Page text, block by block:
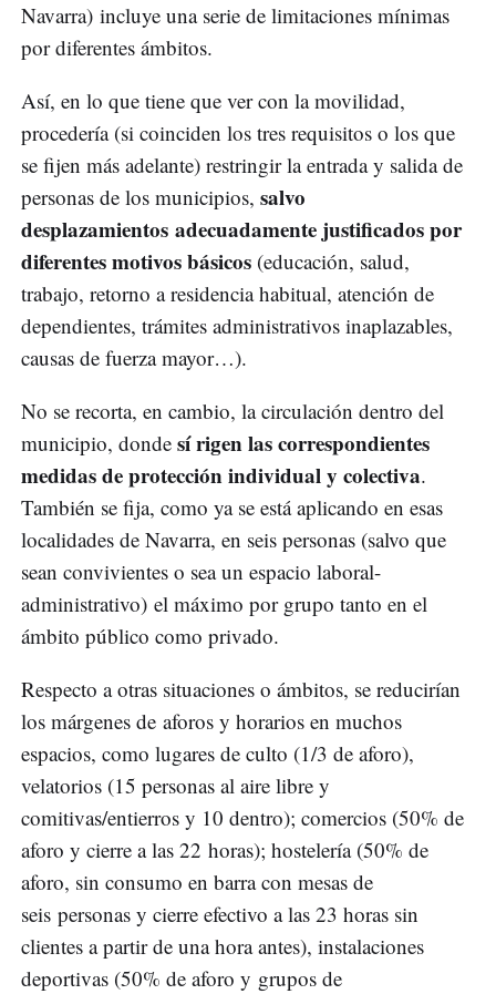
Navarra) incluye una serie de limitaciones mínimas
por diferentes ámbitos.
Así, en lo que tiene que ver con la movilidad,
procedería (si coinciden los tres requisitos o los que
se fijen más adelante) restringir la entrada y salida de
personas de los municipios, salvo
desplazamientos adecuadamente justificados por
diferentes motivos básicos (educación, salud,
trabajo, retorno a residencia habitual, atención de
dependientes, trámites administrativos inaplazables,
causas de fuerza mayor…).
No se recorta, en cambio, la circulación dentro del
municipio, donde sí rigen las correspondientes
medidas de protección individual y colectiva.
También se fija, como ya se está aplicando en esas
localidades de Navarra, en seis personas (salvo que
sean convivientes o sea un espacio laboral-
administrativo) el máximo por grupo tanto en el
ámbito público como privado.
Respecto a otras situaciones o ámbitos, se reducirían
los márgenes de aforos y horarios en muchos
espacios, como lugares de culto (1/3 de aforo),
velatorios (15 personas al aire libre y
comitivas/entierros y 10 dentro); comercios (50% de
aforo y cierre a las 22 horas); hostelería (50% de
aforo, sin consumo en barra con mesas de
seis personas y cierre efectivo a las 23 horas sin
clientes a partir de una hora antes), instalaciones
deportivas (50% de aforo y grupos de